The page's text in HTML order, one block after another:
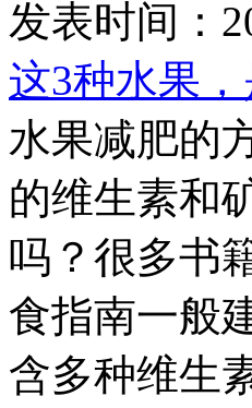
发表时间：
这3种水果
水果减肥的
的维生素和
吗？很多书
食指南一般
含多种维生